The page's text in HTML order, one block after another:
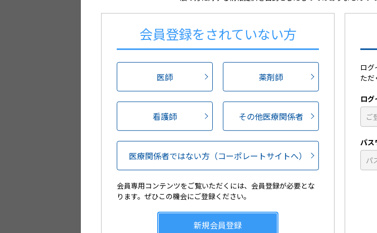
会員限定コンテンツ
新規会員登録
サポートウェブでは日々の診療に役立つコン
会員登録をされていない医療関係者の方は、新規
会員登録をされていない方
医師 薬剤師
看護師 その他医療関係者
医療関係者ではない方 （コーポレートサイトへ）
会員専用コンテンツをご覧いただくには、会員登録が必要とな
ります。ぜひこの機会にご登録ください。
新規会員登録
ログ
ただ
ログ
パス